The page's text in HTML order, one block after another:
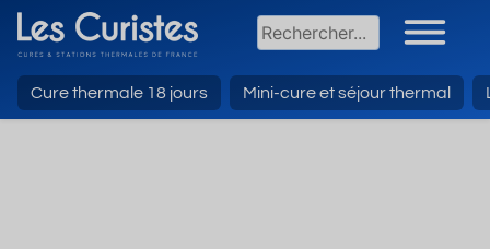
Cure thermale 18 jours Mini-cure et séjour thermal